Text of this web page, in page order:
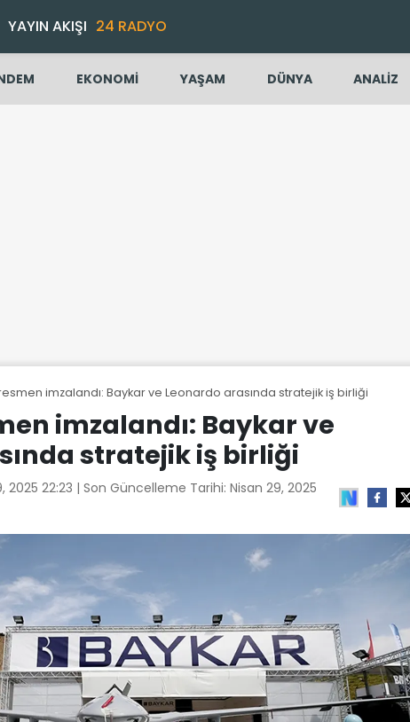
YAYIN AKIŞI 24 RADYO
EKONOMİ YAŞAM DÜNYA ANALİZ
imzalandı: Baykar ve Leonardo arasında stratejik iş birliği
imzalandı: Baykar ve
stratejik iş birliği
2025 22:23 | Son Güncelleme Tarihi: Nisan 29, 2025